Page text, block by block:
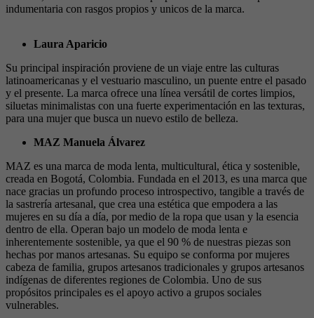
indumentaria con rasgos propios y unicos de la marca.
Laura Aparicio
Su principal inspiración proviene de un viaje entre las culturas
latinoamericanas y el vestuario masculino, un puente entre el pasado
y el presente. La marca ofrece una línea versátil de cortes limpios,
siluetas minimalistas con una fuerte experimentación en las texturas,
para una mujer que busca un nuevo estilo de belleza.
MAZ Manuela Álvarez
MAZ es una marca de moda lenta, multicultural, ética y sostenible,
creada en Bogotá, Colombia. Fundada en el 2013, es una marca que
nace gracias un profundo proceso introspectivo, tangible a través de
la sastrería artesanal, que crea una estética que empodera a las
mujeres en su día a día, por medio de la ropa que usan y la esencia
dentro de ella. Operan bajo un modelo de moda lenta e
inherentemente sostenible, ya que el 90 % de nuestras piezas son
hechas por manos artesanas. Su equipo se conforma por mujeres
cabeza de familia, grupos artesanos tradicionales y grupos artesanos
indígenas de diferentes regiones de Colombia. Uno de sus
propósitos principales es el apoyo activo a grupos sociales
vulnerables.